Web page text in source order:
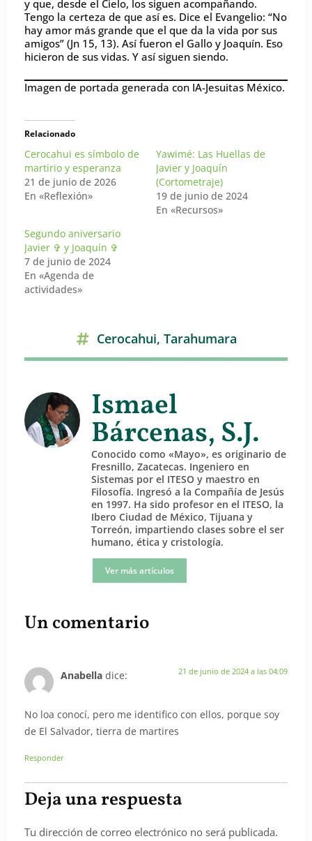
y que, desde el Cielo, los siguen acompañando.
Tengo la certeza de que así es. Dice el Evangelio: “No
hay amor más grande que el que da la vida por sus
amigos” (Jn 15, 13). Así fueron el Gallo y Joaquín. Eso
hicieron de sus vidas. Y así siguen siendo.
Imagen de portada generada con IA-Jesuitas México.
Relacionado
Cerocahui es símbolo de
martirio y esperanza
21 de junio de 2026
En «Reflexión»
Yawimé: Las Huellas de
Javier y Joaquín
(Cortometraje)
19 de junio de 2024
En «Recursos»
Segundo aniversario
Javier ✞ y Joaquín ✞
7 de junio de 2024
En «Agenda de
actividades»
Cerocahui, Tarahumara
Ismael
Bárcenas, S.J.
Conocido como «Mayo», es originario de
Fresnillo, Zacatecas. Ingeniero en
Sistemas por el ITESO y maestro en
Filosofía. Ingresó a la Compañía de Jesús
en 1997. Ha sido profesor en el ITESO, la
Ibero Ciudad de México, Tijuana y
Torreón, impartiendo clases sobre el ser
humano, ética y cristología.
Ver más artículos
Un comentario
Anabella dice: 21 de junio de 2024 a las 04:09
No loa conocí, pero me identifico con ellos, porque soy
de El Salvador, tierra de martires
Responder
Deja una respuesta
Tu dirección de correo electrónico no será publicada.